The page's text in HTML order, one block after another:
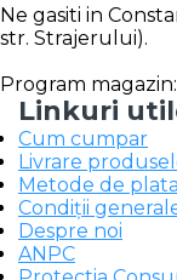
Ne gasiti in
str. Strajerului).
Program
Linkuri
Cum cumpar
Livrare
Metode de plata
Condiții
Despre noi
ANPC